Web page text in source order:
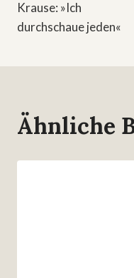
Krause: »Ich
durchschaue jeden«
Ähnliche